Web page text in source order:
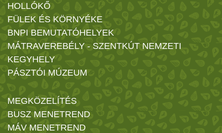
HOLLÓKŐ
FÜLEK ÉS KÖRNYÉKE
BNPI BEMUTATÓHELYEK
MÁTRAVEREBÉLY - SZENTKÚT NEMZETI
KEGYHELY
PÁSZTÓI MÚZEUM
MEGKÖZELÍTÉS
BUSZ MENETREND
MÁV MENETREND